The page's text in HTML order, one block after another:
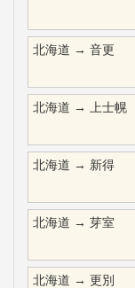
北海道 → 音更
北海道 → 上士幌
北海道 → 新得
北海道 → 芽室
北海道 → 更別